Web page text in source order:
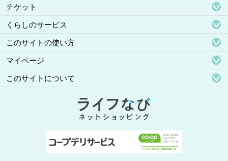
チケット
くらしのサービス
このサイトの使い方
マイページ
このサイトについて